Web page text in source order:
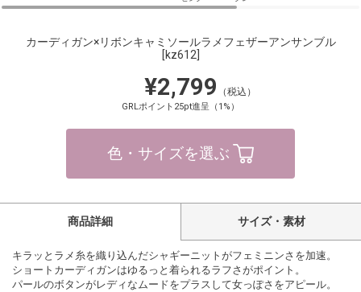
カーディガン×リボンキャミソールラメフェザーアンサンブル
[kz612]
¥2,799 （税込）
GRLポイント25pt進呈（1%）
色・サイズを選ぶ
商品詳細 サイズ・素材
キラッとラメ糸を織り込んだシャギーニットがフェミニンさを加速。
ショートカーディガンはゆるっと着られるラフさがポイント。
パールのボタンがレディなムードをプラスして女っぽさをアピール。